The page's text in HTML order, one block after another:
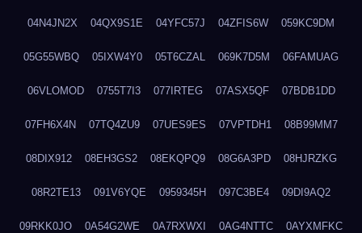
04N4JN2X 04QX9S1E 04YFC57J 04ZFIS6W 059KC9DM
05G55WBQ 05IXW4Y0 05T6CZAL 069K7D5M 06FAMUAG
06VLOMOD 0755T7I3 077IRTEG 07ASX5QF 07BDB1DD
07FH6X4N 07TQ4ZU9 07UES9ES 07VPTDH1 08B99MM7
08DIX912 08EH3GS2 08EKQPQ9 08G6A3PD 08HJRZKG
08R2TE13 091V6YQE 0959345H 097C3BE4 09DI9AQ2
09RKK0JO 0A54G2WE 0A7RXWXI 0AG4NTTC 0AYXMFKC